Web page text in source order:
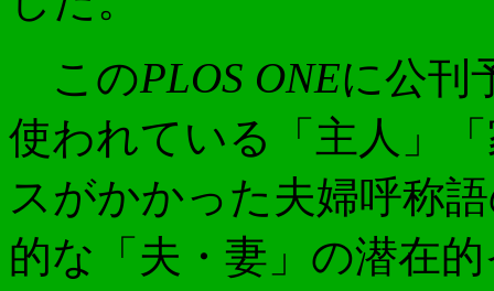
このPLOS ONEに公刊
使われている「主人」
スがかかった夫婦呼称
的な「夫・妻」の潜在